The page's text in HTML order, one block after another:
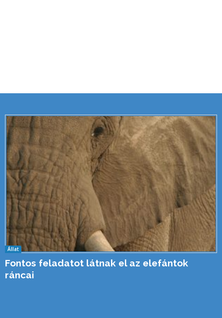
Állat
Fontos feladatot látnak el az elefántok
ráncai